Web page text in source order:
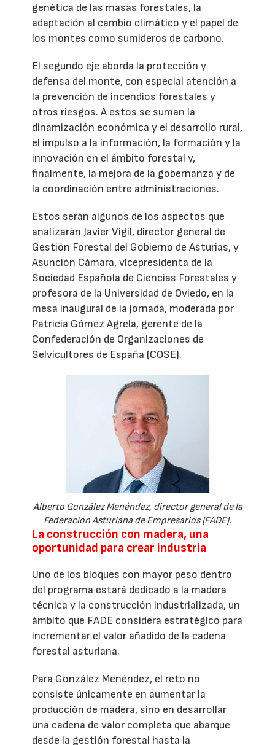
genética de las masas forestales, la
adaptación al cambio climático y el papel de
los montes como sumideros de carbono.
El segundo eje aborda la protección y
defensa del monte, con especial atención a
la prevención de incendios forestales y
otros riesgos. A estos se suman la
dinamización económica y el desarrollo rural,
el impulso a la información, la formación y la
innovación en el ámbito forestal y,
finalmente, la mejora de la gobernanza y de
la coordinación entre administraciones.
Estos serán algunos de los aspectos que
analizarán Javier Vigil, director general de
Gestión Forestal del Gobierno de Asturias, y
Asunción Cámara, vicepresidenta de la
Sociedad Española de Ciencias Forestales y
profesora de la Universidad de Oviedo, en la
mesa inaugural de la jornada, moderada por
Patricia Gómez Agrela, gerente de la
Confederación de Organizaciones de
Selvicultores de España (COSE).
Alberto González Menéndez, director general de la
Federación Asturiana de Empresarios (FADE).
La construcción con madera, una
oportunidad para crear industria
Uno de los bloques con mayor peso dentro
del programa estará dedicado a la madera
técnica y la construcción industrializada, un
ámbito que FADE considera estratégico para
incrementar el valor añadido de la cadena
forestal asturiana.
Para González Menéndez, el reto no
consiste únicamente en aumentar la
producción de madera, sino en desarrollar
una cadena de valor completa que abarque
desde la gestión forestal hasta la